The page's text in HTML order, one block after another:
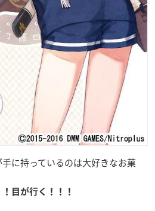
に持っているのは大好きなお菓
目が行く！！！